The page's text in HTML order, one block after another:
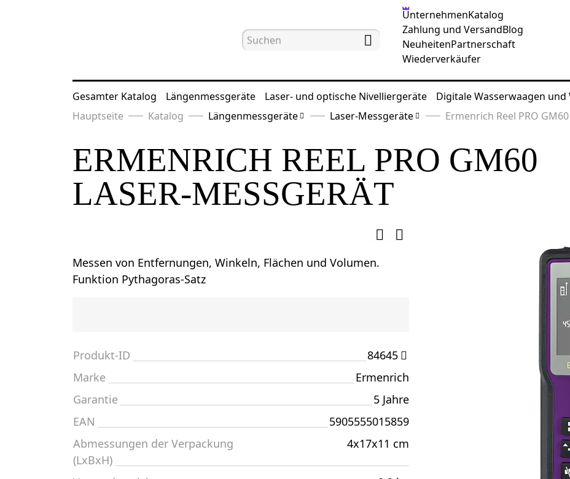
UnternehmenKatalog
Zahlung und VersandBlog
NeuheitenPartnerschaft
Wiederverkäufer
Gesamter Katalog Längenmessgeräte Laser- und optische Nivelliergeräte Digitale Wasserwaagen
Hauptseite
Katalog Längenmessgeräte Laser-Messgeräte Ermenrich Reel PRO
ERMENRICH REEL PRO GM60
LASER-MESSGERÄT
Messen von Entfernungen, Winkeln, Flächen und Volumen.
Funktion Pythagoras-Satz
Produkt-ID
84645
Marke
Ermenrich
Garantie
5 Jahre
EAN
5905555015859
Abmessungen der Verpackung
(LxBxH)
4x17x11 cm